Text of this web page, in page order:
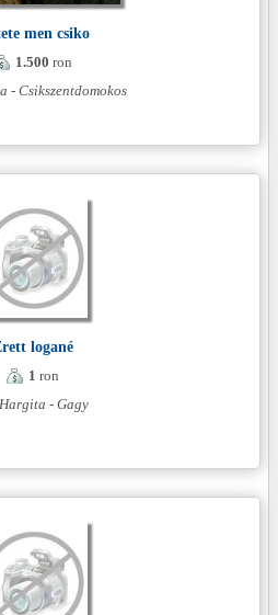
men csiko
1.500 ron
- Csikszentdomokos
logané
1 ron
Hargita - Gagy